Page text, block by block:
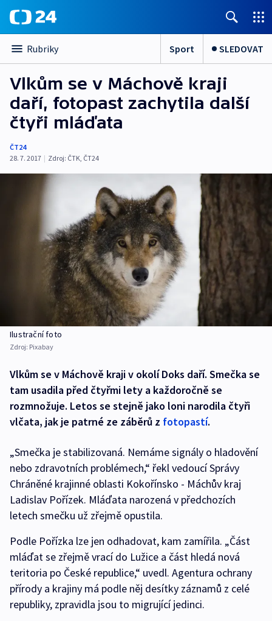
Rubriky Sport SLEDOVAT
Vlkům se v Máchově kraji
daří, fotopast zachytila další
čtyři mláďata
ČT24
28. 7. 2017 | Zdroj: ČTK, ČT24
Ilustrační foto
Zdroj: Pixabay
Vlkům se v Máchově kraji v okolí Doks daří. Smečka se
tam usadila před čtyřmi lety a každoročně se
rozmnožuje. Letos se stejně jako loni narodila čtyři
vlčata, jak je patrné ze záběrů z fotopastí.
„Smečka je stabilizovaná. Nemáme signály o hladovění
nebo zdravotních problémech,“ řekl vedoucí Správy
Chráněné krajinné oblasti Kokořínsko - Máchův kraj
Ladislav Pořízek. Mláďata narozená v předchozích
letech smečku už zřejmě opustila.
Podle Pořízka lze jen odhadovat, kam zamířila. „Část
mláďat se zřejmě vrací do Lužice a část hledá nová
teritoria po České republice,“ uvedl. Agentura ochrany
přírody a krajiny má podle něj desítky záznamů z celé
republiky, zpravidla jsou to migrující jedinci.